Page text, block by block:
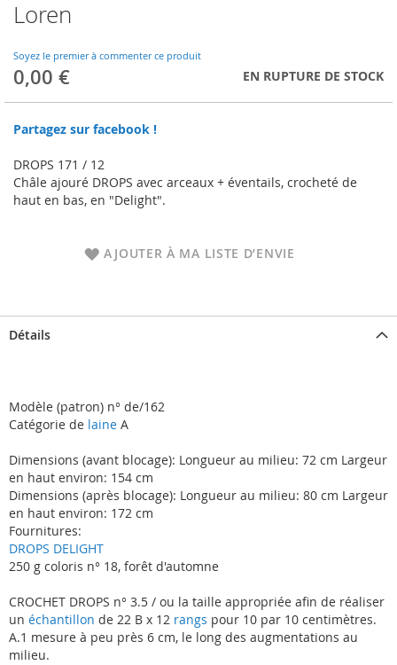
Loren
Soyez le premier à commenter ce produit
0,00 € EN RUPTURE DE STOCK
Partagez sur facebook !
DROPS 171 / 12
Châle ajouré DROPS avec arceaux + éventails, crocheté de
haut en bas, en "Delight".
AJOUTER À MA LISTE D’ENVIE
Skip
to
beginning
of
the
gallery
Détails
Modèle (patron) n° de/162
Catégorie de laine A
Dimensions (avant blocage): Longueur au milieu: 72 cm Largeur
en haut environ: 154 cm
Dimensions (après blocage): Longueur au milieu: 80 cm Largeur
en haut environ: 172 cm
Fournitures:
DROPS DELIGHT
250 g coloris n° 18, forêt d'automne
CROCHET DROPS n° 3.5 / ou la taille appropriée afin de réaliser
un échantillon de 22 B x 12 rangs pour 10 par 10 centimètres.
A.1 mesure à peu près 6 cm, le long des augmentations au
milieu.